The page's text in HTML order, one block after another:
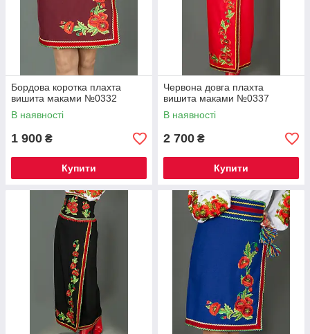
Бордова коротка плахта
вишита маками №0332
В наявності
1 900 ₴
Купити
Червона довга плахта
вишита маками №0337
В наявності
2 700 ₴
Купити